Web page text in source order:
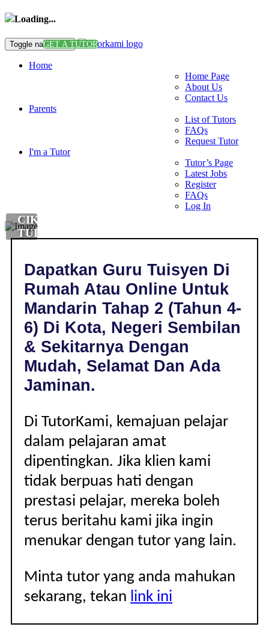
Loading...
Toggle navigationGET A TUTOR
Home
Home Page
About Us
Contact Us
Parents
List of Tutors
FAQs
Request Tutor
I'm a Tutor
Tutor’s Page
Latest Jobs
Register
FAQs
Log In
CIKGU
TUISYEN
KOTA,
NEGERI
SEMBILAN
TAHAP
(TAHUN
4-
6)
Dapatkan Guru Tuisyen Di
Rumah Atau Online Untuk
Mandarin Tahap 2 (Tahun 4-
6) Di Kota, Negeri Sembilan
& Sekitarnya Dengan
Mudah, Selamat Dan Ada
Jaminan.
Di TutorKami, kemajuan pelajar
dalam pelajaran amat
dipentingkan. Jika klien kami
tidak berpuas hati dengan
prestasi pelajar, mereka boleh
terus beritahu kami jika ingin
menukar dengan tutor yang lain.
Minta tutor yang anda mahukan
sekarang, tekan link ini